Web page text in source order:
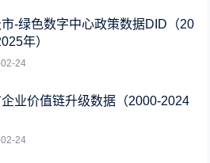
-绿色数字中心政策数据DID（20
年）
24
企业价值链升级数据（2000-2024
24